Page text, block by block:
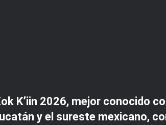
K’iin 2026, mejor conocido
y el sureste mexicano,